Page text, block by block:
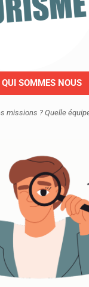
QUI SOMMES NOUS
missions ? Quelle